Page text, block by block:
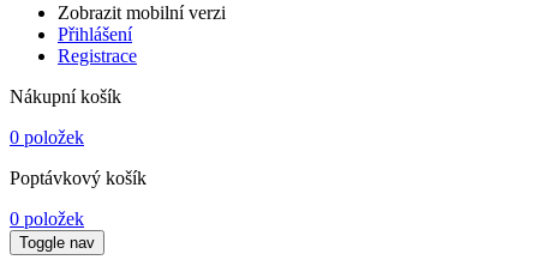
Zobrazit mobilní verzi
Přihlášení
Registrace
Nákupní košík
0 položek
Poptávkový košík
0 položek
Toggle nav